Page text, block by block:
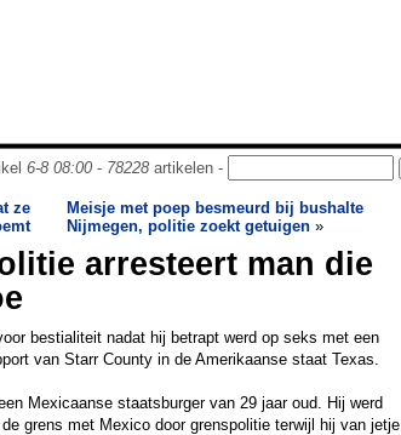
6-8 08:00- 78228artikelen -
ze
Meisje met poep besmeurd bij bushalte
Nijmegen, politie zoekt getuigen »
arresteert man die
bestialiteit nadat hij betrapt werd op seks met een
van Starr County in de Amerikaanse staat Texas.
Mexicaanse staatsburger van 29 jaar oud. Hij werd
grens met Mexico door grenspolitie terwijl hij van jetje